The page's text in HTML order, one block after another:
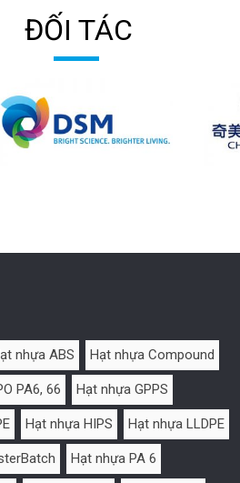
ĐỐI TÁC
nhựa ABS Hạt nhựa Compound
PA6, 66 Hạt nhựa GPPS
Hạt nhựa HIPS Hạt nhựa LLDPE
Hạt nhựa PA 6